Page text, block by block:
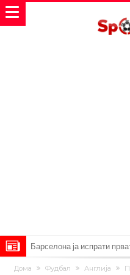
Барселона ја испрати
Манчестер Сити веќе му
Дома Фудбал Англија